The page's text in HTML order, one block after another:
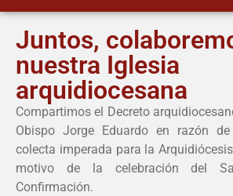
Juntos,
nuestra Iglesia
arquidiocesana
Compartimos el Decreto
Obispo Jorge Eduardo en razón
colecta imperada para la
motivo de la celebración del
Confirmación.